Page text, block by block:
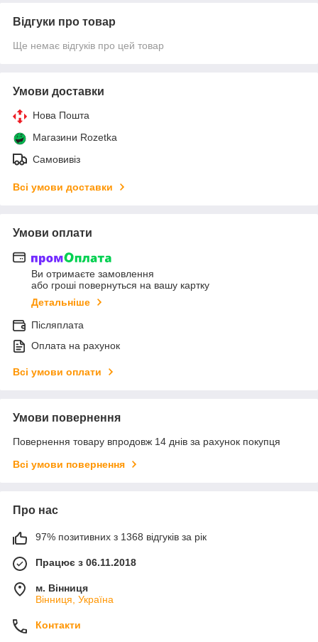
Відгуки про товар
Ще немає відгуків про цей товар
Умови доставки
Нова Пошта
Магазини Rozetka
Самовивіз
Всі умови доставки
Умови оплати
Ви отримаєте замовлення
або гроші повернуться на вашу картку
Детальніше
Післяплата
Оплата на рахунок
Всі умови оплати
Умови повернення
Повернення товару впродовж 14 днів за рахунок покупця
Всі умови повернення
Про нас
97% позитивних з 1368 відгуків за рік
Працює з 06.11.2018
м. Вінниця
Вінниця, Україна
Контакти